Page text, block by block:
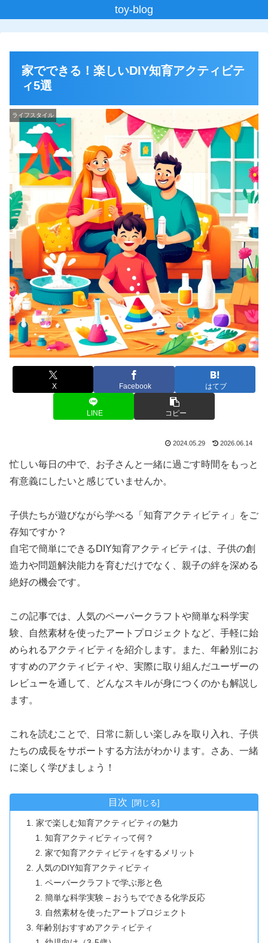
toy-blog
家でできる！楽しいDIY知育アクティビテ
ィ5選
ライフスタイル
X Facebook はてブ
LINE コピー
2024.05.29 2026.06.14
忙しい毎日の中で、お子さんと一緒に過ごす時間をもっと
有意義にしたいと感じていませんか。
子供たちが遊びながら学べる「知育アクティビティ」をご
存知ですか？
自宅で簡単にできるDIY知育アクティビティは、子供の創
造力や問題解決能力を育むだけでなく、親子の絆を深める
絶好の機会です。
この記事では、人気のペーパークラフトや簡単な科学実
験、自然素材を使ったアートプロジェクトなど、手軽に始
められるアクティビティを紹介します。また、年齢別にお
すすめのアクティビティや、実際に取り組んだユーザーの
レビューを通して、どんなスキルが身につくのかも解説し
ます。
これを読むことで、日常に新しい楽しみを取り入れ、子供
たちの成長をサポートする方法がわかります。さあ、一緒
に楽しく学びましょう！
目次
家で楽しむ知育アクティビティの魅力
知育アクティビティって何？
家で知育アクティビティをするメリット
人気のDIY知育アクティビティ
ペーパークラフトで学ぶ形と色
簡単な科学実験 – おうちでできる化学反応
自然素材を使ったアートプロジェクト
年齢別おすすめアクティビティ